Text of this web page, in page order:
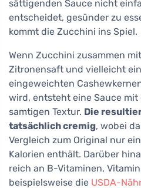
sättigenden Sauce nicht
entscheidet, gesünder zu
kommt die Zucchini ins Spiel.
Wenn Zucchini zusammen
Zitronensaft und vielleicht
eingeweichten
wird, entsteht eine Sauce
samtigen Textur. Die
tatsächlich cremig, wobei
Vergleich zum Original nur
Kalorien enthält. Darüber
reich an B-Vitaminen,
beispielsweise die USDA-